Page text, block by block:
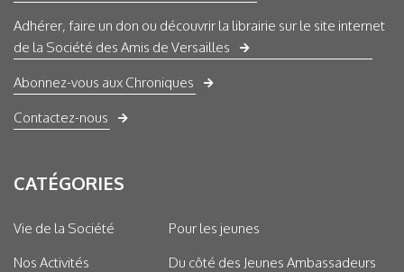
Adhérer, faire un don ou découvrir la librairie sur le site internet
de la Société des Amis de Versailles
Abonnez-vous aux Chroniques
Contactez-nous
CATÉGORIES
Vie de la Société
Nos Activités
Pour les jeunes
Du côté des Jeunes Ambassadeurs